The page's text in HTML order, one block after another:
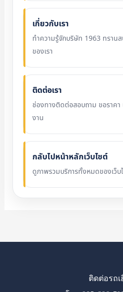
เกี่ยวกับเรา
ทำความรู้จักบริษัท 1963 ทราน
ของเรา
ติดต่อเรา
ช่องทางติดต่อสอบถาม ขอราคา
งาน
กลับไปหน้าหลักเว็บไซต์
ดูภาพรวมบริการทั้งหมดของเว็
ติดต่อรถเ